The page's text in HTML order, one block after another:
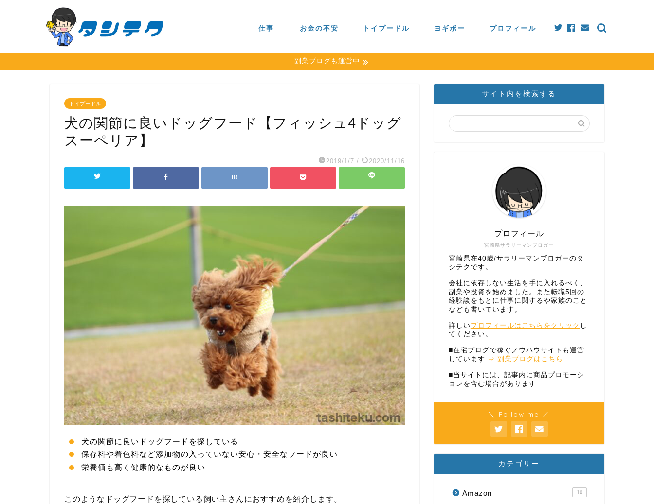
仕事 お金の不安 トイプードル ヨギボー プロフィール
副業ブログも運営中
トイプードル
犬の関節に良いドッグフード【フィッシュ4ドッグ
スーペリア】
2019/1/7 / 2020/11/16
犬の関節に良いドッグフードを探している
保存料や着色料など添加物の入っていない安心・安全なフードが良い
栄養価も高く健康的なものが良い
このようなドッグフードを探している飼い主さんにおすすめを紹介します。
サイト内を検索する
宮崎県サラリーマンブロガー
プロフィール
宮崎県在40歳/サラリーマンブロガーのタ
シテクです。
会社に依存しない生活を手に入れるべく、
副業や投資を始めました。また転職5回の
経験談をもとに仕事に関するや家族のこと
なども書いています。
詳しいプロフィールはこちらをクリック し
てください。
■在宅ブログで稼ぐノウハウサイトも運営
しています ⇒ 副業ブログはこちら
■当サイトには、記事内に商品プロモーシ
ョンを含む場合があります
＼ Follow me ／
カテゴリー
Amazon 10